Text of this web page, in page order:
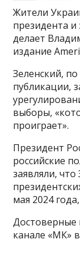
Жители
президента и
делает
издание
Зеленский,
публикации,
выборы,
проиграет».
Президент
российские
заявляли, что
мая 2024
Достоверные
канале «МК»